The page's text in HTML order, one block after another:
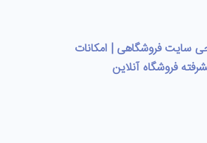
سایت فروشگاهی | امکانات
فروشگاه آنلاین